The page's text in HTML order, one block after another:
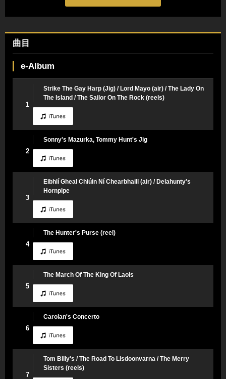
曲目
e-Album
1
Strike The Gay Harp (Jig) / Lord Mayo (air) / The Lady On
The Island / The Sailor On The Rock (reels)
2
Sonny's Mazurka, Tommy Hunt's Jig
3
Eibhlí Gheal Chiúin Ní Chearbhaill (air) / Delahunty's
Hornpipe
4
The Hunter's Purse (reel)
5
The March Of The King Of Laois
6
Carolan's Concerto
7
Tom Billy's / The Road To Lisdoonvarna / The Merry
Sisters (reels)